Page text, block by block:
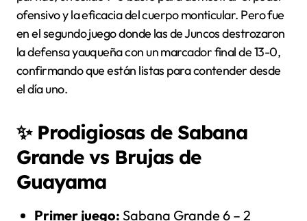
ofensivo y la eficacia del cuerpo monticular. Pero fue
en el segundo juego donde las de Juncos destrozaron
la defensa yauqueña con un marcador final de 13-0,
confirmando que están listas para contender desde
el día uno.
✨ Prodigiosas de Sabana
Grande vs Brujas de
Guayama
Primer juego: Sabana Grande 6 – 2